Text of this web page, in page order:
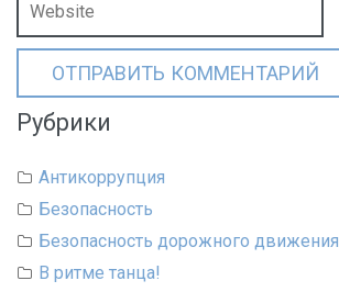
Рубрики
Антикоррупция
Безопасность
Безопасность дорожного движения
В ритме танца!